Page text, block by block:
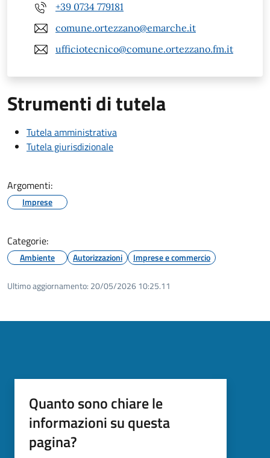
+39 0734 779181
comune.ortezzano@emarche.it
ufficiotecnico@comune.ortezzano.fm.it
Strumenti di tutela
Tutela amministrativa
Tutela giurisdizionale
Argomenti:
Imprese
Categorie:
Ambiente Autorizzazioni Imprese e commercio
Ultimo aggiornamento: 20/05/2026 10:25.11
Quanto sono chiare le
informazioni su questa
pagina?